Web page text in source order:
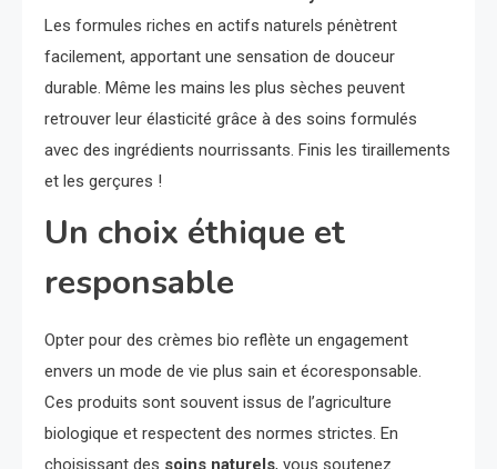
Les formules riches en actifs naturels pénètrent
facilement, apportant une sensation de douceur
durable. Même les mains les plus sèches peuvent
retrouver leur élasticité grâce à des soins formulés
avec des ingrédients nourrissants. Finis les tiraillements
et les gerçures !
Un choix éthique et
responsable
Opter pour des crèmes bio reflète un engagement
envers un mode de vie plus sain et écoresponsable.
Ces produits sont souvent issus de l’agriculture
biologique et respectent des normes strictes. En
choisissant des soins naturels, vous soutenez